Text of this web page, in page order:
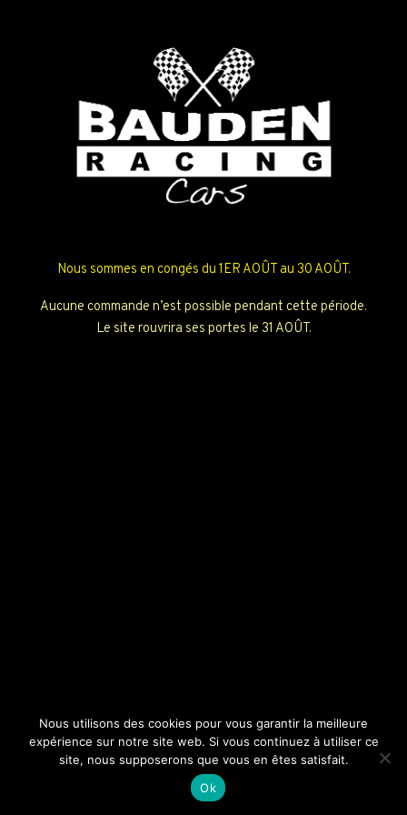
Nous sommes en congés du 1ER AOÛT au 30 AOÛT.
Aucune commande n’est possible pendant cette période.
Le site rouvrira ses portes le 31 AOÛT.
Nous utilisons des cookies pour vous garantir la meilleure
expérience sur notre site web. Si vous continuez à utiliser ce
site, nous supposerons que vous en êtes satisfait.
Ok